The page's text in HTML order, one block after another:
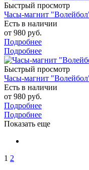
Быстрый просмотр
Часы-магнит
Есть в наличии
от 980 руб.
Подробнее
Подробнее
Быстрый просмотр
Часы-магнит
Есть в наличии
от 980 руб.
Подробнее
Подробнее
Показать еще
1 2